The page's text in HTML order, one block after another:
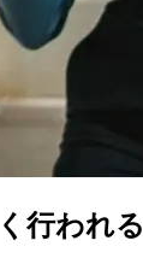
行われる